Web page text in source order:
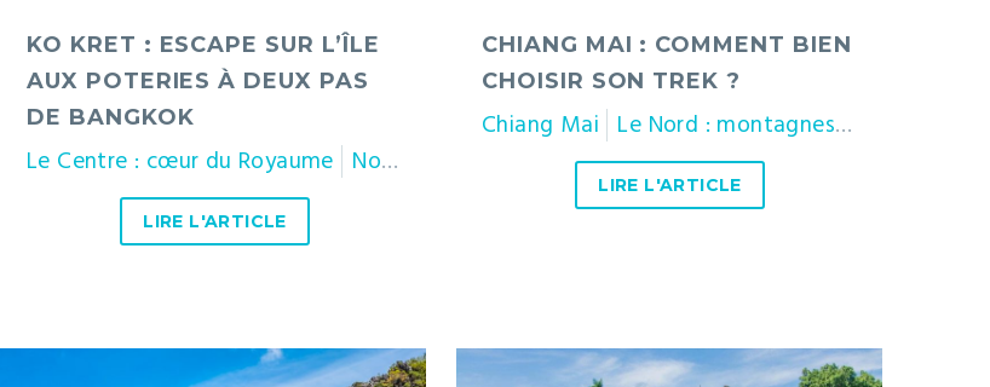
Suphan Buri
deux
pas
de
Bangkok
KO KRET : ESCAPE SUR L’ÎLE
AUX POTERIES À DEUX PAS
DE BANGKOK
Le Centre : cœur du Royaume Nonthaburi Thaïlande
LIRE L'ARTICLE
CHIANG MAI : COMMENT BIEN
CHOISIR SON TREK ?
Chiang Mai Le Nord : montagnes et traditions
LIRE L'ARTICLE
Parc